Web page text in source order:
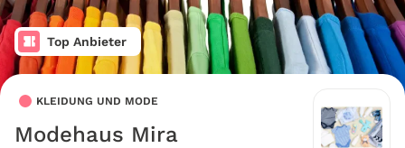
Top Anbieter
KLEIDUNG UND MODE
Modehaus Mira